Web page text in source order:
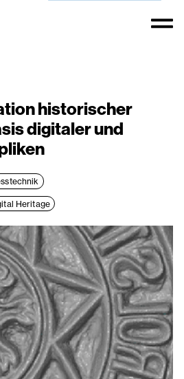
historischer
digitaler und
Heritage